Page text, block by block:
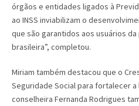
órgãos e entidades ligados à
ao INSS inviabilizam o
que são garantidos aos usuários
brasileira”, completou.
Miriam também destacou que o
Seguridade Social para fortalecer
conselheira Fernanda Rodrigues